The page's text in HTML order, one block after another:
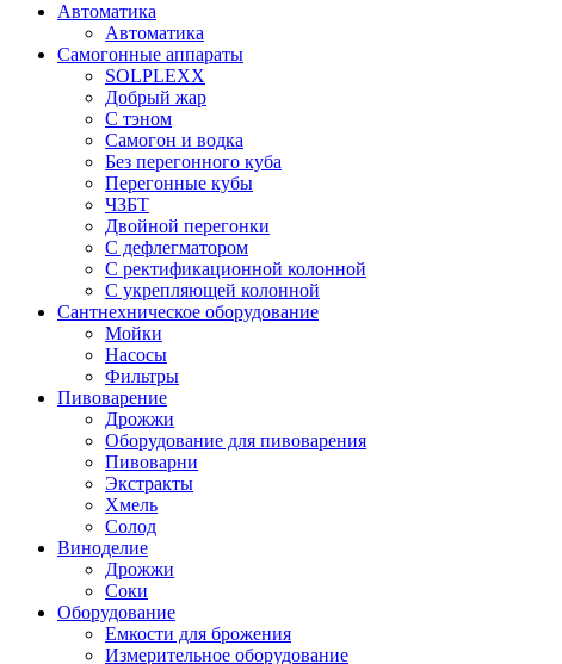
Автоматика
Автоматика
Самогонные аппараты
SOLPLEXX
Добрый жар
С тэном
Самогон и водка
Без перегонного куба
Перегонные кубы
ЧЗБТ
Двойной перегонки
С дефлегматором
С ректификационной колонной
С укрепляющей колонной
Сантнехническое оборудование
Мойки
Насосы
Фильтры
Пивоварение
Дрожжи
Оборудование для пивоварения
Пивоварни
Экстракты
Хмель
Солод
Виноделие
Дрожжи
Соки
Оборудование
Емкости для брожения
Измерительное оборудование